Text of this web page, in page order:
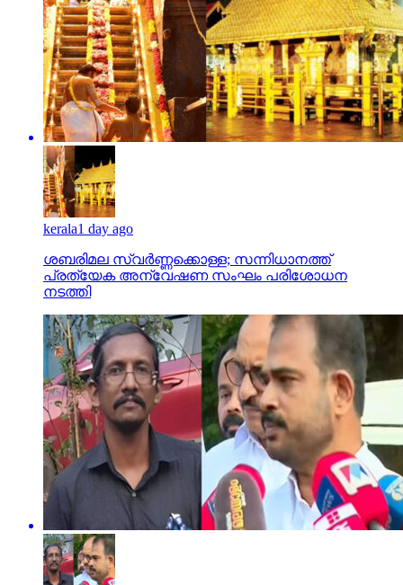
kerala1 day ago
ശബരിമല സ്വര്‍ണ്ണക്കൊള്ള; സന്നിധാനത്ത്
പ്രത്യേക അന്വേഷണ സംഘം പരിശോധന
നടത്തി